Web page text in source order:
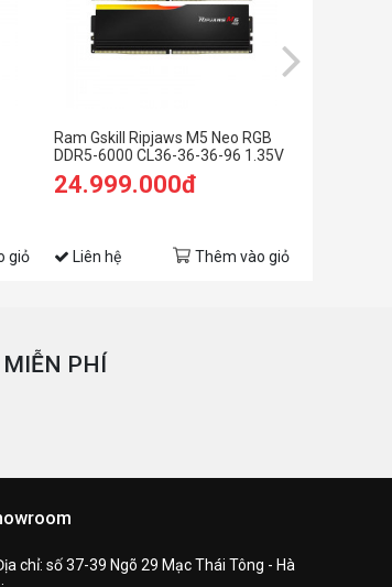
giỏ
Ram Gskill Ripjaws M5 Neo RGB
DDR5-6000 CL36-36-36-96 1.35V
64GB (2x32GB) Intel XMP / AMD
EXPO
24.999.000đ
Liên hệ Thêm vào giỏ
PHÍ
chỉ: số 37-39 Ngõ 29 Mạc Thái Tông - Hà